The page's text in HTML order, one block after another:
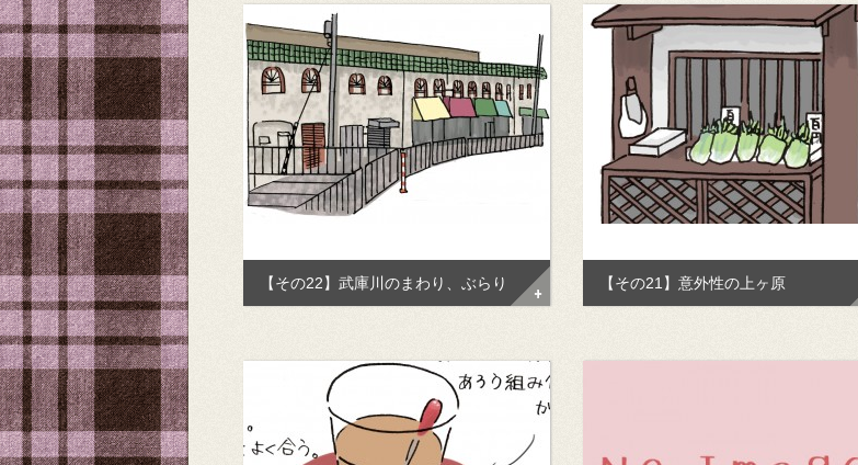
【その22】武庫川のまわり、ぶらり 【その21】意外性の上ヶ原